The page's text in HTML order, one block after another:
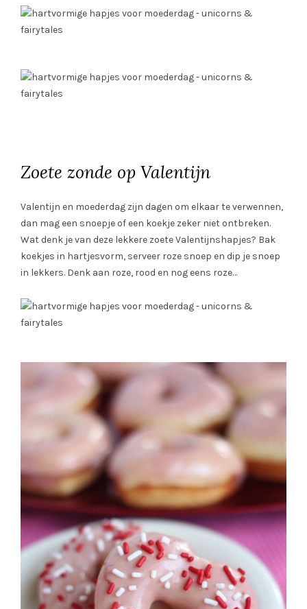
Zoete zonde op Valentijn
Valentijn en moederdag zijn dagen om elkaar te verwennen,
dan mag een snoepje of een koekje zeker niet ontbreken.
Wat denk je van deze lekkere zoete Valentijnshapjes? Bak
koekjes in hartjesvorm, serveer roze snoep en dip je snoep
in lekkers. Denk aan roze, rood en nog eens roze…